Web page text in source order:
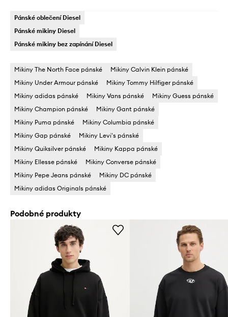
Pánské oblečení Diesel
Pánské mikiny Diesel
Pánské mikiny bez zapínání Diesel
Mikiny The North Face pánské
Mikiny Calvin Klein pánské
Mikiny Under Armour pánské
Mikiny Tommy Hilfiger pánské
Mikiny adidas pánské
Mikiny Vans pánské
Mikiny Guess pánské
Mikiny Champion pánské
Mikiny Gant pánské
Mikiny Puma pánské
Mikiny Columbia pánské
Mikiny Gap pánské
Mikiny Levi's pánské
Mikiny Quiksilver pánské
Mikiny Kappa pánské
Mikiny Ellesse pánské
Mikiny Converse pánské
Mikiny Pepe Jeans pánské
Mikiny DC pánské
Mikiny adidas Originals pánské
Podobné produkty